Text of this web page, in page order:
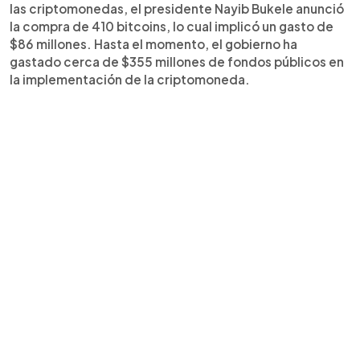
las criptomonedas, el presidente Nayib Bukele anunció
la compra de 410 bitcoins, lo cual implicó un gasto de
$86 millones. Hasta el momento, el gobierno ha
gastado cerca de $355 millones de fondos públicos en
la implementación de la criptomoneda.